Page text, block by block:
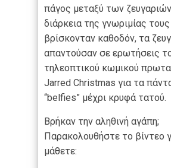
πάγος μεταξύ των
διάρκεια της γνωριμίας
βρίσκονταν καθοδόν, τα
απαντούσαν σε ερωτήσεις
τηλεοπτικού κωμικού
Jarred Christmas για τα
“belfies” μέχρι κρυφά τατού.
Βρήκαν την αληθινή αγάπη;
Παρακολουθήστε το βίντεο
μάθετε: